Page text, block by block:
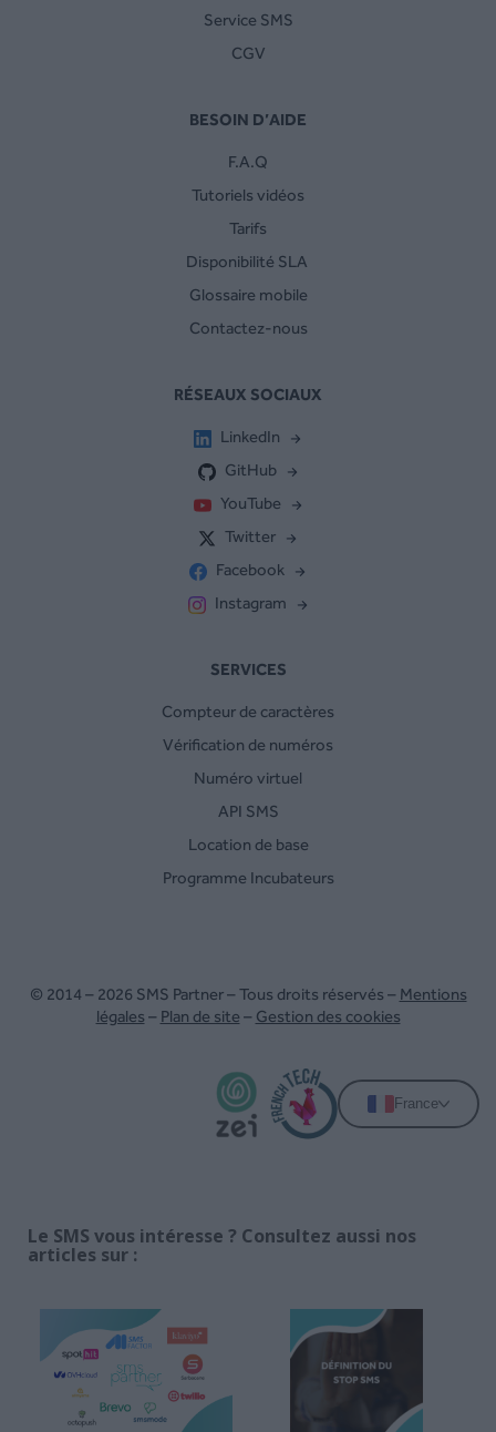
Service SMS
CGV
BESOIN D’AIDE
F.A.Q
Tutoriels vidéos
Tarifs
Disponibilité SLA
Glossaire mobile
Contactez-nous
RÉSEAUX SOCIAUX
LinkedIn
GitHub
YouTube
Twitter
Facebook
Instagram
SERVICES
Compteur de caractères
Vérification de numéros
Numéro virtuel
API SMS
Location de base
Programme Incubateurs
© 2014 – 2026 SMS Partner – Tous droits réservés – Mentions
légales – Plan de site – Gestion des cookies
France
Le SMS vous intéresse ? Consultez aussi nos
articles sur :